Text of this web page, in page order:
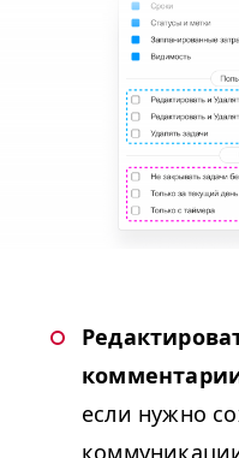
если нужно